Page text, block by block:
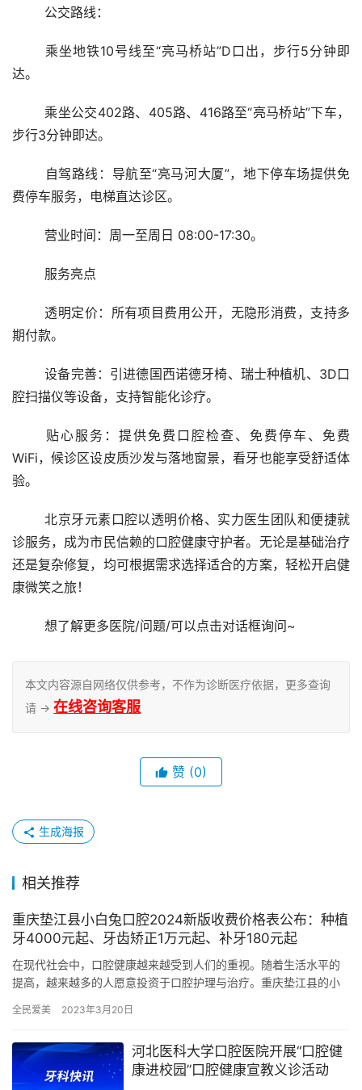
	公交路线：
达。
步行3分钟即达。
费停车服务，电梯直达诊区。
	营业时间：周一至周日 08:00-17:30。
	服务亮点
期付款。
	设备完善：引进德国西诺德牙椅、瑞士种植机、3D口
腔扫描仪等设备，支持智能化诊疗。
WiFi，候诊区设皮质沙发与落地窗景，看牙也能享受舒适体
验。
	北京牙元素口腔以透明价格、实力医生团队和便捷就
诊服务，成为市民信赖的口腔健康守护者。无论是基础治疗
还是复杂修复，均可根据需求选择适合的方案，轻松开启健
康微笑之旅！
	想了解更多医院/问题/可以点击对话框询问~
本文内容源自网络仅供参考，不作为诊断医疗依据，更多查询
请 → 在线咨询客服
赞 (0)
生成海报
相关推荐
重庆垫江县小白兔口腔2024新版收费价格表公布：种植
牙4000元起、牙齿矫正1万元起、补牙180元起
在现代社会中，口腔健康越来越受到人们的重视。随着生活水平的
提高，越来越多的人愿意投资于口腔护理与治疗。重庆垫江县的小
成为了…
全民爱美 2023年3月20日
河北医科大学口腔医院开展“口腔健
康进校园”口腔健康宣教义诊活动